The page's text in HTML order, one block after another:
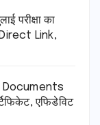
परीक्षा का
Link,
Documents
एफिडेविट